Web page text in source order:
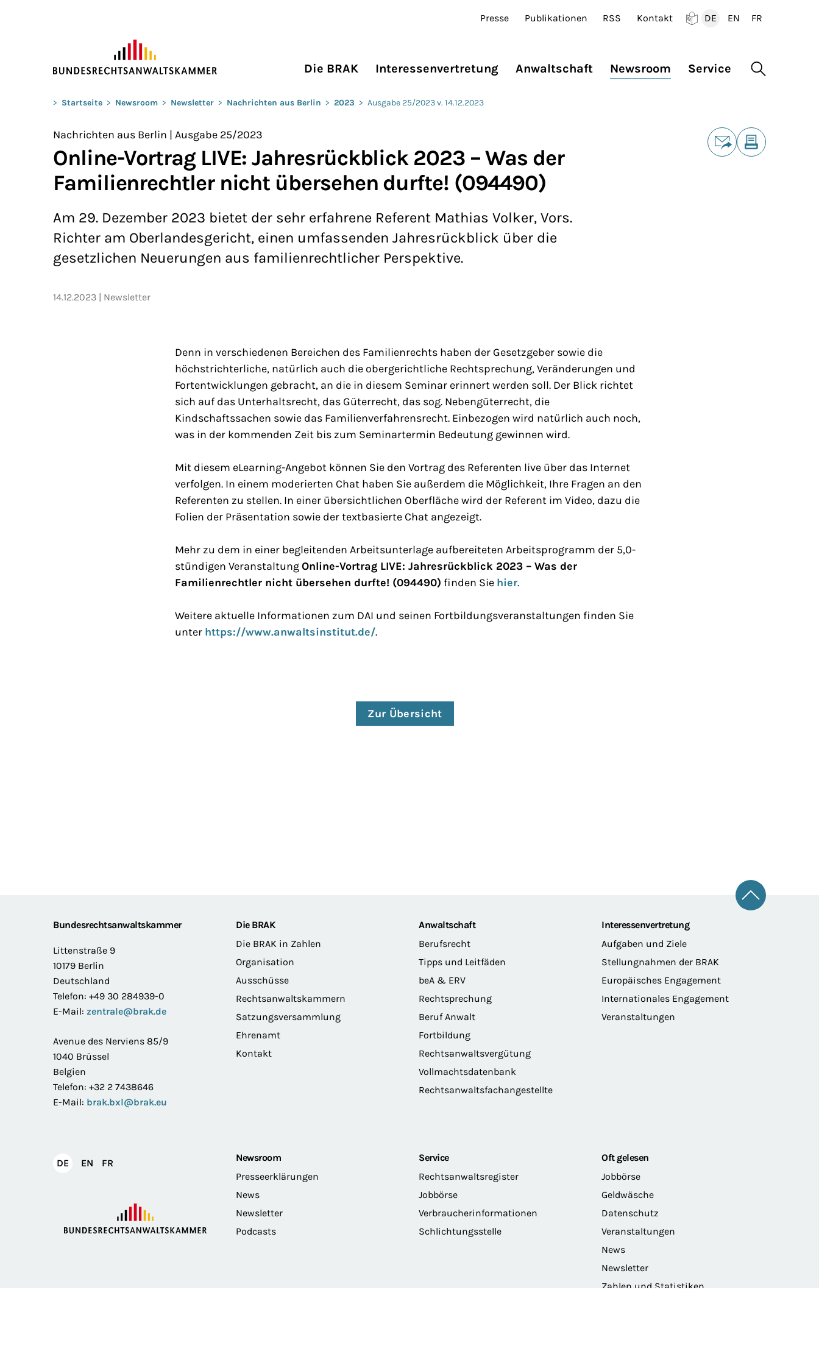
Presse Publikationen RSS Kontakt
DE
EN
FR
Die BRAK Interessenvertretung Anwaltschaft Newsroom Service Suche
Sie befinden sich hier:
> Startseite > Newsroom > Newsletter > Nachrichten aus Berlin > 2023 > Ausgabe 25/2023 v. 14.12.2023
Nachrichten aus Berlin | Ausgabe 25/2023
Online-Vortrag LIVE: Jahresrückblick 2023 – Was der
Familienrechtler nicht übersehen durfte! (094490)
Am 29. Dezember 2023 bietet der sehr erfahrene Referent Mathias Volker, Vors.
Richter am Oberlandesgericht, einen umfassenden Jahresrückblick über die
gesetzlichen Neuerungen aus familienrechtlicher Perspektive.
14.12.2023 Newsletter
Denn in verschiedenen Bereichen des Familienrechts haben der Gesetzgeber sowie die
höchstrichterliche, natürlich auch die obergerichtliche Rechtsprechung, Veränderungen und
Fortentwicklungen gebracht, an die in diesem Seminar erinnert werden soll. Der Blick richtet
sich auf das Unterhaltsrecht, das Güterrecht, das sog. Nebengüterrecht, die
Kindschaftssachen sowie das Familienverfahrensrecht. Einbezogen wird natürlich auch noch,
was in der kommenden Zeit bis zum Seminartermin Bedeutung gewinnen wird.
Mit diesem eLearning-Angebot können Sie den Vortrag des Referenten live über das Internet
verfolgen. In einem moderierten Chat haben Sie außerdem die Möglichkeit, Ihre Fragen an den
Referenten zu stellen. In einer übersichtlichen Oberfläche wird der Referent im Video, dazu die
Folien der Präsentation sowie der textbasierte Chat angezeigt.
Mehr zu dem in einer begleitenden Arbeitsunterlage aufbereiteten Arbeitsprogramm der 5,0-
stündigen VeranstaltungOnline-Vortrag LIVE: Jahresrückblick 2023 – Was der
Familienrechtler nicht übersehen durfte! (094490) finden Sie hier.
Weitere aktuelle Informationen zum DAI und seinen Fortbildungsveranstaltungen finden Sie
unter https://www.anwaltsinstitut.de/.
Zur Übersicht
Footer
Zum
Bundesrechtsanwaltskammer
Littenstraße 9
10179 Berlin
Deutschland
Telefon: +49 30 284939-0
E-Mail: zentrale@brak.de
Avenue des Nerviens 85/9
1040 Brüssel
Belgien
Telefon: +32 2 7438646
E-Mail: brak.bxl@brak.eu
Die BRAK
Die BRAK in Zahlen
Organisation
Ausschüsse
Rechtsanwaltskammern
Satzungsversammlung
Ehrenamt
Kontakt
Anwaltschaft
Berufsrecht
Tipps und Leitfäden
beA & ERV
Rechtsprechung
Beruf Anwalt
Fortbildung
Rechtsanwaltsvergütung
Vollmachtsdatenbank
Rechtsanwaltsfachangestellte
Interessenvertretung
Aufgaben und Ziele
Stellungnahmen der BRAK
Europäisches Engagement
Internationales Engagement
Veranstaltungen
DEDeutsch
EN English
FR
Newsroom
Presseerklärungen
News
Newsletter
Podcasts
Service
Rechtsanwaltsregister
Jobbörse
Verbraucherinformationen
Schlichtungsstelle
Oft gelesen
Jobbörse
Geldwäsche
Datenschutz
Veranstaltungen
News
Newsletter
Zahlen und Statistiken